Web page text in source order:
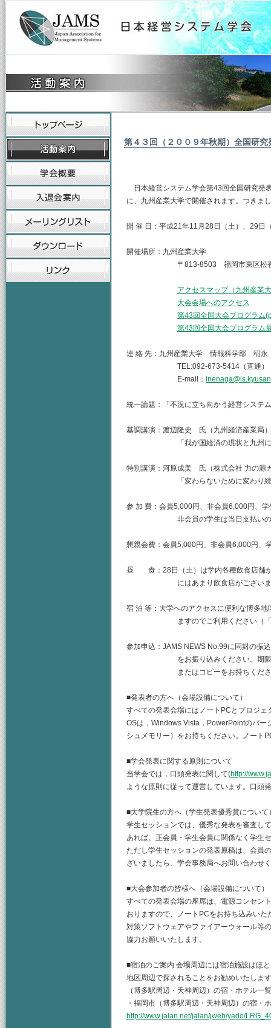
第４３回（２００９年秋期）全国研究
日本経営システム学会第43回全国研究発
に、九州産業大学で開催されます。つきま
開 催 日：平成21年11月28日（土）、29日
開催場所：九州産業大学
〒813-8503 福岡市東区松香
アクセスマップ（九州産業
大会会場へのアクセス
第43回全国大会プログラム
第43回全国大会プログラム
連 絡 先：九州産業大学 情報科学部 稲
TEL:092-673-5414（直通）
E-mail：
統一論題：「不況に立ち向かう経営システ
基調講演：渡辺隆史 氏（九州経済産業局）
「我が国経済の現状と九州にお
特別講演：河原成美 氏（株式会社 力の源
「変わらないために変わり続ける
参 加 費：会員5,000円、非会員6,000円、
非会員の学生は当日支払いの学
懇親会費：会員5,000円、非会員6,000円、
昼 食：28日（土）は学内各種飲食店舗が
にはあまり飲食店がございませんの
宿 泊 等：大学へのアクセスに便利な博多
ますのでご利用ください（「宿泊
参加申込：JAMS NEWS No.99に同封の振
をお振り込みください。期限後に
またはコピーをお持ちくださ
■発表者の方へ（会場設備について）
すべての発表会場にはノートPCとプロジ
OSは，Windows Vista，PowerPointのバ
シュメモリー）をお持ちください。ノート
■学会発表に関する原則について
当学会では，口頭発表に関して(http://
ような原則に従って運営しています。口頭
■大学院生の方へ（学生発表優秀賞につい
学生セッションでは、優秀な発表を審査し
あれば、正会員・学生会員に関係なく学生
ただし学生セッションの発表原稿は、会員
ざいましたら、学会事務局へお問い合わせ
■大会参加者の皆様へ（会場設備について）
すべての発表会場の座席は、電源コンセン
おりますので、ノートPCをお持ち込みい
対策ソフトウェアやファイアーウォール等
協力お願いいたします。
■宿泊のご案内 会場周辺には宿泊施設はほ
地区周辺で探されることをお勧めいたしま
（博多駅周辺・天神周辺）の宿・ホテル一
・福岡市（博多駅周辺・天神周辺）の宿・
http://www.jalan.net/jalan/jweb/yado/